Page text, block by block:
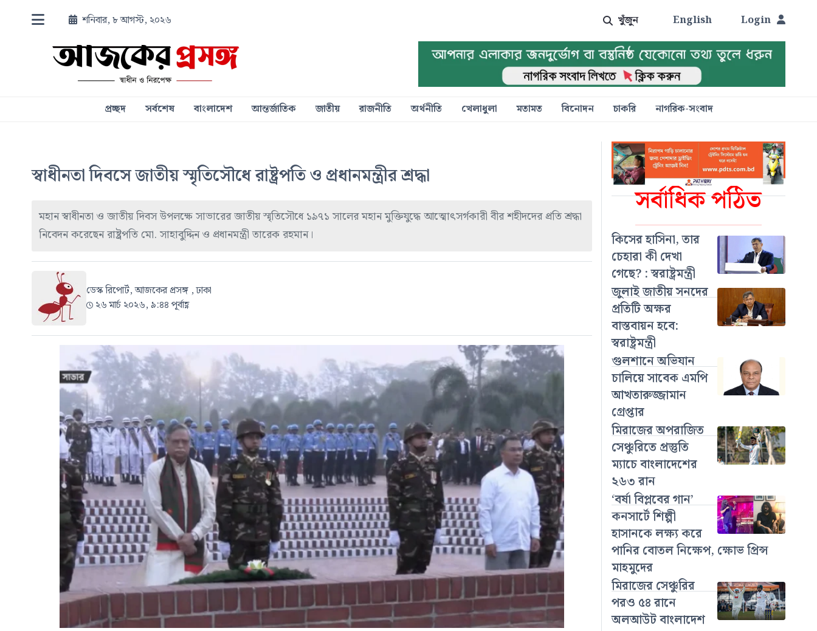
শনিবার, ৮ আগস্ট, ২০২৬ খুঁজুন English Login
প্রচ্ছদ সর্বশেষ বাংলাদেশ আন্তর্জাতিক জাতীয় রাজনীতি অর্থনীতি খেলাধুলা মতামত বিনোদন চাকরি নাগরিক-সংবাদ
সর্বাধিক পঠিত
কিসের হাসিনা, তার
চেহারা কী দেখা
গেছে? : স্বরাষ্ট্রমন্ত্রী
জুলাই জাতীয় সনদের
প্রতিটি অক্ষর
বাস্তবায়ন হবে:
স্বরাষ্ট্রমন্ত্রী
গুলশানে অভিযান
চালিয়ে সাবেক এমপি
আখতারুজ্জামান
গ্রেপ্তার
মিরাজের অপরাজিত
সেঞ্চুরিতে প্রস্তুতি
ম্যাচে বাংলাদেশের
২৬৩ রান
‘বর্ষা বিপ্লবের গান’
কনসার্টে শিল্পী
হাসানকে লক্ষ্য করে
পানির বোতল নিক্ষেপ, ক্ষোভ প্রিন্স
মাহমুদের
মিরাজের সেঞ্চুরির
পরও ৫৪ রানে
অলআউট বাংলাদেশ
স্বাধীনতা দিবসে জাতীয় স্মৃতিসৌধে রাষ্ট্রপতি ও প্রধানমন্ত্রীর শ্রদ্ধা
মহান স্বাধীনতা ও জাতীয় দিবস উপলক্ষে সাভারের জাতীয় স্মৃতিসৌধে ১৯৭১ সালের মহান মুক্তিযুদ্ধে আত্মোৎসর্গকারী বীর শহীদদের প্রতি শ্রদ্ধা
নিবেদন করেছেন রাষ্ট্রপতি মো. সাহাবুদ্দিন ও প্রধানমন্ত্রী তারেক রহমান।
ডেস্ক রিপোর্ট, আজকের প্রসঙ্গ , ঢাকা
২৬ মার্চ ২০২৬, ৯:৪৪ পূর্বাহ্ণ